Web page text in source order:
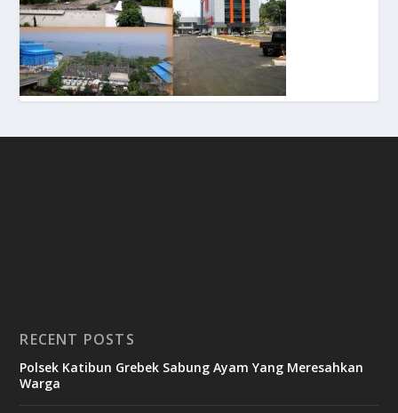
RECENT POSTS
Polsek Katibun Grebek Sabung Ayam Yang Meresahkan
Warga